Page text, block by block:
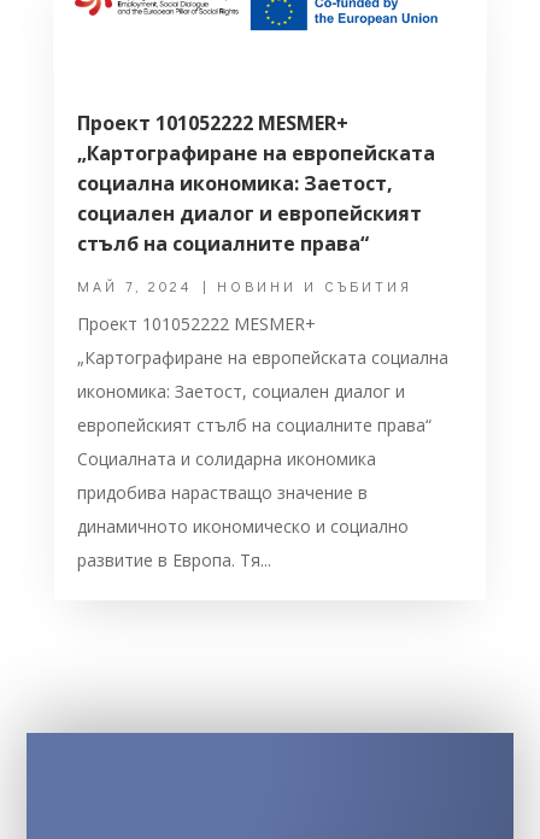
Проект 101052222 MESMER+
„Картографиране на европейската
социална икономика: Заетост,
социален диалог и европейският
стълб на социалните права“
МАЙ 7, 2024 | НОВИНИ И СЪБИТИЯ
Проект 101052222 MESMER+
„Картографиране на европейската социална
икономика: Заетост, социален диалог и
европейският стълб на социалните права“
Социалната и солидарна икономика
придобива нарастващо значение в
динамичното икономическо и социално
развитие в Европа. Тя...